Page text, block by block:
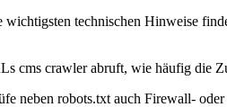
technischen Hinweise
cms crawler abruft, wie häufig die
neben robots.txt auch Firewall-